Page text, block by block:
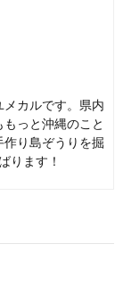
カルです。県内
っと沖縄のこと
り島ぞうりを掘
ります！